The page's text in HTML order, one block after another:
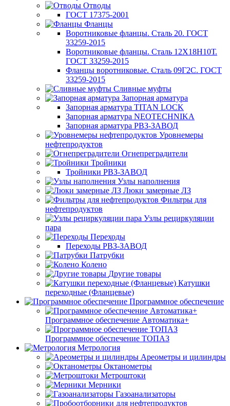
Отводы
ГОСТ 17375-2001
Фланцы
Воротниковые фланцы. Сталь 20. ГОСТ
33259-2015
Воротниковые фланцы. Сталь 12Х18Н10Т.
ГОСТ 33259-2015
Фланцы воротниковые. Сталь 09Г2С. ГОСТ
33259-2015
Сливные муфты
Запорная арматура
Запорная арматура TITAN LOCK
Запорная арматура NEOTECHNIKA
Запорная арматура РВЗ-ЗАВОД
Уровнемеры
нефтепродуктов
Огнепреградители
Тройники
Тройники РВЗ-ЗАВОД
Узлы наполнения
Люки замерные ЛЗ
Фильтры для
нефтепродуктов
Узлы рециркуляции
пара
Переходы
Переходы РВЗ-ЗАВОД
Патрубки
Колено
Другие товары
Катушки
переходные (Фланцевые)
Программное обеспечение
Программное обеспечение Автоматика+
Программное обеспечение ТОПАЗ
Метрология
Ареометры и цилиндры
Октанометры
Метроштоки
Мерники
Газоанализаторы